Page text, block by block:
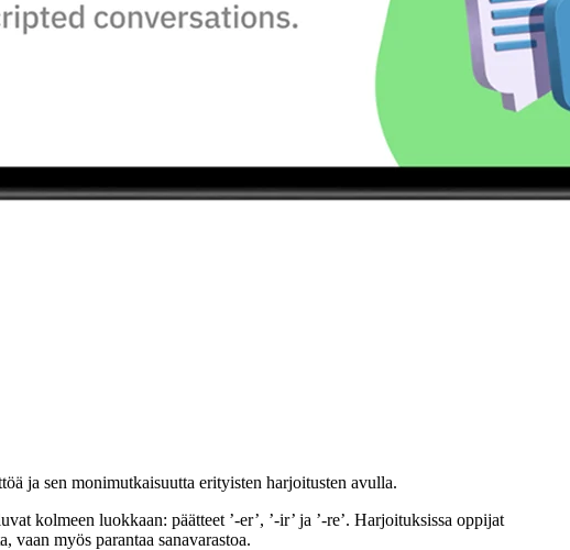
ja sen monimutkaisuutta erityisten harjoitusten avulla.
kolmeen luokkaan: päätteet ’-er’, ’-ir’ ja ’-re’. Harjoituksissa oppijat
myös parantaa sanavarastoa.